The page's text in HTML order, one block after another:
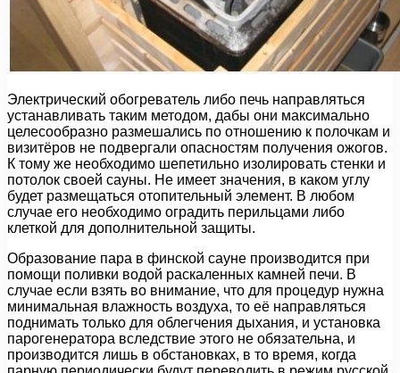
Электрический обогреватель либо печь направляться
устанавливать таким методом, дабы они максимально
целесообразно размешались по отношению к полочкам и
визитёров не подвергали опасностям получения ожогов.
К тому же необходимо шепетильно изолировать стенки и
потолок своей сауны. Не имеет значения, в каком углу
будет размещаться отопительный элемент. В любом
случае его необходимо оградить перильцами либо
клеткой для дополнительной защиты.
Образование пара в финской сауне производится при
помощи поливки водой раскаленных камней печи. В
случае если взять во внимание, что для процедур нужна
минимальная влажность воздуха, то её направляться
поднимать только для облегчения дыхания, и установка
парогенератора вследствие этого не обязательна, и
производится лишь в обстановках, в то время, когда